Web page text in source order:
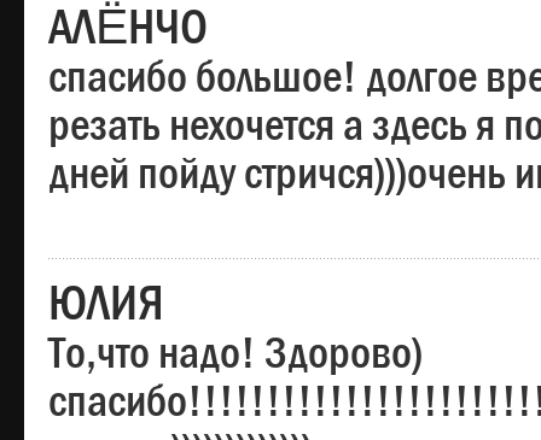
АЛЁНЧО
спасибо большое! долгое
резать нехочется а здесь я
дней пойду стричся)))очень
ЮЛИЯ
То,что надо! Здорово)